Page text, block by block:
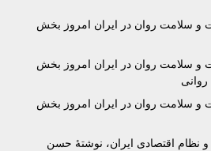
و سلامت روان در ایران امروز بخش
و سلامت روان در ايران امروز بخش
و سلامت روان در ايران امروز بخش
نظام اقتصادی ايران، نوشتۀ حسن